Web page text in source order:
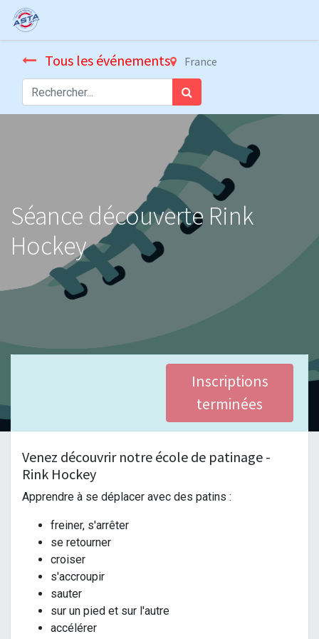
Tous les événements France
Séance découverte Rink
Hockey
Inscriptions
terminées
Venez découvrir notre école de patinage -
Rink Hockey
Apprendre à se déplacer avec des patins :
freiner, s'arrêter
se retourner
croiser
s'accroupir
sauter
sur un pied et sur l'autre
accélérer